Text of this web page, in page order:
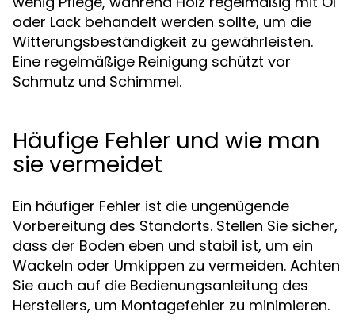
oder Lack behandelt werden sollte, um die
Witterungsbeständigkeit zu gewährleisten.
Eine regelmäßige Reinigung schützt vor
Schmutz und Schimmel.
Häufige Fehler und wie man
sie vermeidet
Ein häufiger Fehler ist die ungenügende
Vorbereitung des Standorts. Stellen Sie sicher,
dass der Boden eben und stabil ist, um ein
Wackeln oder Umkippen zu vermeiden. Achten
Sie auch auf die Bedienungsanleitung des
Herstellers, um Montagefehler zu minimieren.